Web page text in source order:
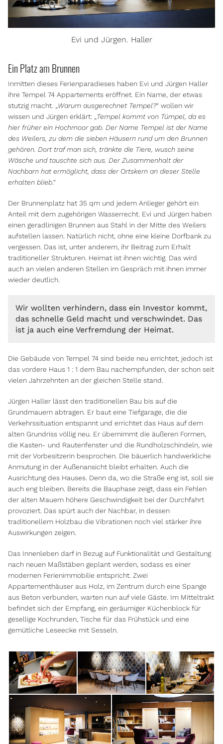
Evi und Jürgen. Haller
Ein Platz am Brunnen
Inmitten dieses Ferienparadieses haben Evi und Jürgen Haller
ihre Tempel 74 Appartements eröffnet. Ein Name, der etwas
stutzig macht. „ Warum ausgerechnet Tempel?“ wollen wir
wissen und Jürgen erklärt: „ Tempel kommt von Tümpel, da es
hier früher ein Hochmoor gab. Der Name Tempel ist der Name
des Weilers, zu dem die sieben Häusern rund um den Brunnen
gehören. Dort traf man sich, tränkte die Tiere, wusch seine
Wäsche und tauschte sich aus. Der Zusammenhalt der
Nachbarn hat ermöglicht, dass der Ortskern an dieser Stelle
erhalten blieb.“
Der Brunnenplatz hat 35 qm und jedem Anlieger gehört ein
Anteil mit dem zugehörigen Wasserrecht. Evi und Jürgen haben
einen geradlinigen Brunnen aus Stahl in der Mitte des Weilers
aufstellen lassen. Natürlich nicht, ohne eine kleine Dorfbank zu
vergessen. Das ist, unter anderem, ihr Beitrag zum Erhalt
traditioneller Strukturen. Heimat ist ihnen wichtig. Das wird
auch an vielen anderen Stellen im Gespräch mit ihnen immer
wieder deutlich.
Wir wollten verhindern, dass ein Investor kommt,
das schnelle Geld macht und verschwindet. Das
ist ja auch eine Verfremdung der Heimat.
Die Gebäude von Tempel 74 sind beide neu errichtet, jedoch ist
das vordere Haus 1 : 1 dem Bau nachempfunden, der schon seit
vielen Jahrzehnten an der gleichen Stelle stand.
Jürgen Haller lässt den traditionellen Bau bis auf die
Grundmauern abtragen. Er baut eine Tiefgarage, die die
Verkehrssituation entspannt und errichtet das Haus auf dem
alten Grundriss völlig neu. Er übernimmt die äußeren Formen,
die Kasten- und Rautenfenster und die Rundholzschindeln, wie
mit der Vorbesitzerin besprochen. Die bäuerlich handwerkliche
Anmutung in der Außenansicht bleibt erhalten. Auch die
Ausrichtung des Hauses. Denn da, wo die Straße eng ist, soll sie
auch eng bleiben. Bereits die Bauphase zeigt, dass ein Fehlen
der alten Mauern höhere Geschwindigkeit bei der Durchfahrt
provoziert. Das spürt auch der Nachbar, in dessen
traditionellem Holzbau die Vibrationen noch viel stärker ihre
Auswirkungen zeigen.
Das Innenleben darf in Bezug auf Funktionalität und Gestaltung
nach neuen Maßstäben geplant werden, sodass es einer
modernen Ferienimmobilie entspricht. Zwei
Appartementhäuser aus Holz, im Zentrum durch eine Spange
aus Beton verbunden, warten nun auf viele Gäste. Im Mitteltrakt
befindet sich der Empfang, ein geräumiger Küchenblock für
gesellige Kochrunden, Tische für das Frühstück und eine
gemütliche Leseecke mit Sesseln.